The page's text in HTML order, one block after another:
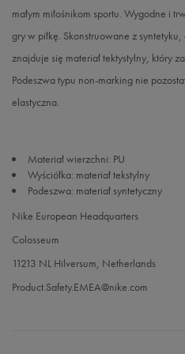
38,5 24 cm
małym miłośnikom sportu. Wygodne i
gry w piłkę. Skonstruowane z
znajduje się materiał tektystylny, który
Podeszwa typu non-marking nie
elastyczna.
Materiał wierzchni: PU
Wyściółka: materiał tekstylny
Podeszwa: materiał syntetyczny
Nike European Headquarters
Colosseum
11213 NL Hilversum, Netherlands
Product.Safety.EMEA@nike.com